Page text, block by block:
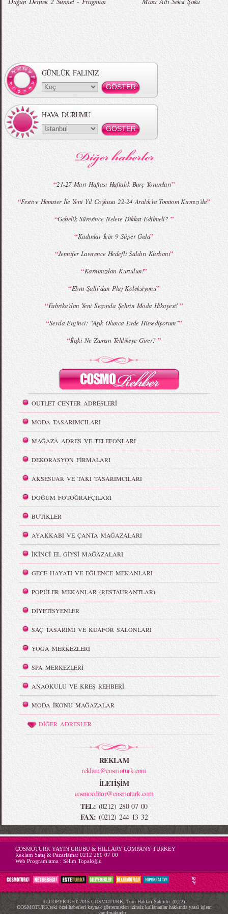
MBFWI - Gülçin Çengel 2015 Yaz
MBFWI - Zeynep Erdoğan 2015 Yaz
MBFWI - Giray Sepin 2015 Yaz Koleksiyonu MBFWI - Burçe Bekrek 2015 Yaz Koleksiyonu
GÜNLÜK FALINIZ
HAVA DURUMU
“21-27 Mart Haftası Haftalık Burç Yorumları”
“Festive Hamster İle Yeni Yıl Coşkusu 22-24 Aralık’ta Tomtom Kırmızı’da”
“Gebelik Süresince Nelere Dikkat Edilmeli? ”
“Kadınlar İçin 9 Süper Gıda”
“Jennifer Lawrence Hedefli Saldırı Kurbanı”
“Karnınızdan Kurtulun!”
“Ebru Şallı`dan Plaj Koleksiyonu”
“Fabrika’dan Yeni Sezonda Şehrin Moda Hikayesi!”
“Sevda Erginci: “Aşık Olunca Evde Hissediyorum””
“İlişki Ne Zaman Tehlikeye Girer?”
OUTLET CENTER ADRESLERİ
MODA TASARIMCILARI
MAĞAZA ADRES VE TELEFONLARI
DEKORASYON FİRMALARI
AKSESUAR VE TAKI TASARIMCILARI
DOĞUM FOTOĞRAFÇILARI
BUTİKLER
AYAKKABI VE ÇANTA MAĞAZALARI
İKİNCİ EL GİYSİ MAĞAZALARI
GECE HAYATI VE EĞLENCE MEKANLARI
POPÜLER MEKANLAR (RESTAURANTLAR)
DİYETİSYENLER
SAÇ TASARIMI VE KUAFÖR SALONLARI
YOGA MERKEZLERİ
SPA MERKEZLERİ
ANAOKULU VE KREŞ REHBERİ
MODA İKONU MAĞAZALAR
DİĞER ADRESLER
REKLAM
reklam@cosmoturk.com
İLETİŞİM
cosmoeditor@cosmoturk.com
TEL: (0212) 280 07 00
FAX: (0212) 244 13 32
-->
COSMOTURK YAYIN GRUBU & HILLARY COMPANY TURKEY
Reklam Satış & Pazarlama: 0212 280 07 00
Web Programlama : Selim Topaloğlu
© COPYRIGHT 2015 COSMOTURK, Tüm Hakları Saklıdır. (0,22)
COSMOTURK'teki özel haberleri kaynak göstermeden izinsiz kullananlar hakkında yasal işlem
yapılmaktadır...